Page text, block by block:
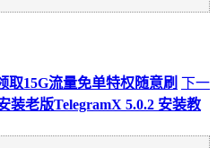
取15G流量免单特权随意刷 下一
装老版TelegramX 5.0.2 安装教